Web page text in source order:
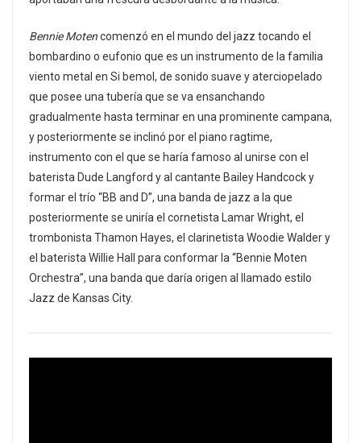
Bennie Motencomenzó en el mundo del jazz tocando el
bombardino o eufonio que es un instrumento de la familia
viento metal en Si bemol, de sonido suave y aterciopelado
que posee una tubería que se va ensanchando
gradualmente hasta terminar en una prominente campana,
y posteriormente se inclinó por el piano ragtime,
instrumento con el que se haría famoso al unirse con el
baterista Dude Langford y al cantante Bailey Handcock y
formar el trío “BB and D”, una banda de jazz a la que
posteriormente se uniría el cornetista Lamar Wright, el
trombonista Thamon Hayes, el clarinetista Woodie Walder y
el baterista Willie Hall para conformar la “Bennie Moten
Orchestra”, una banda que daría origen al llamado estilo
Jazz de Kansas City.